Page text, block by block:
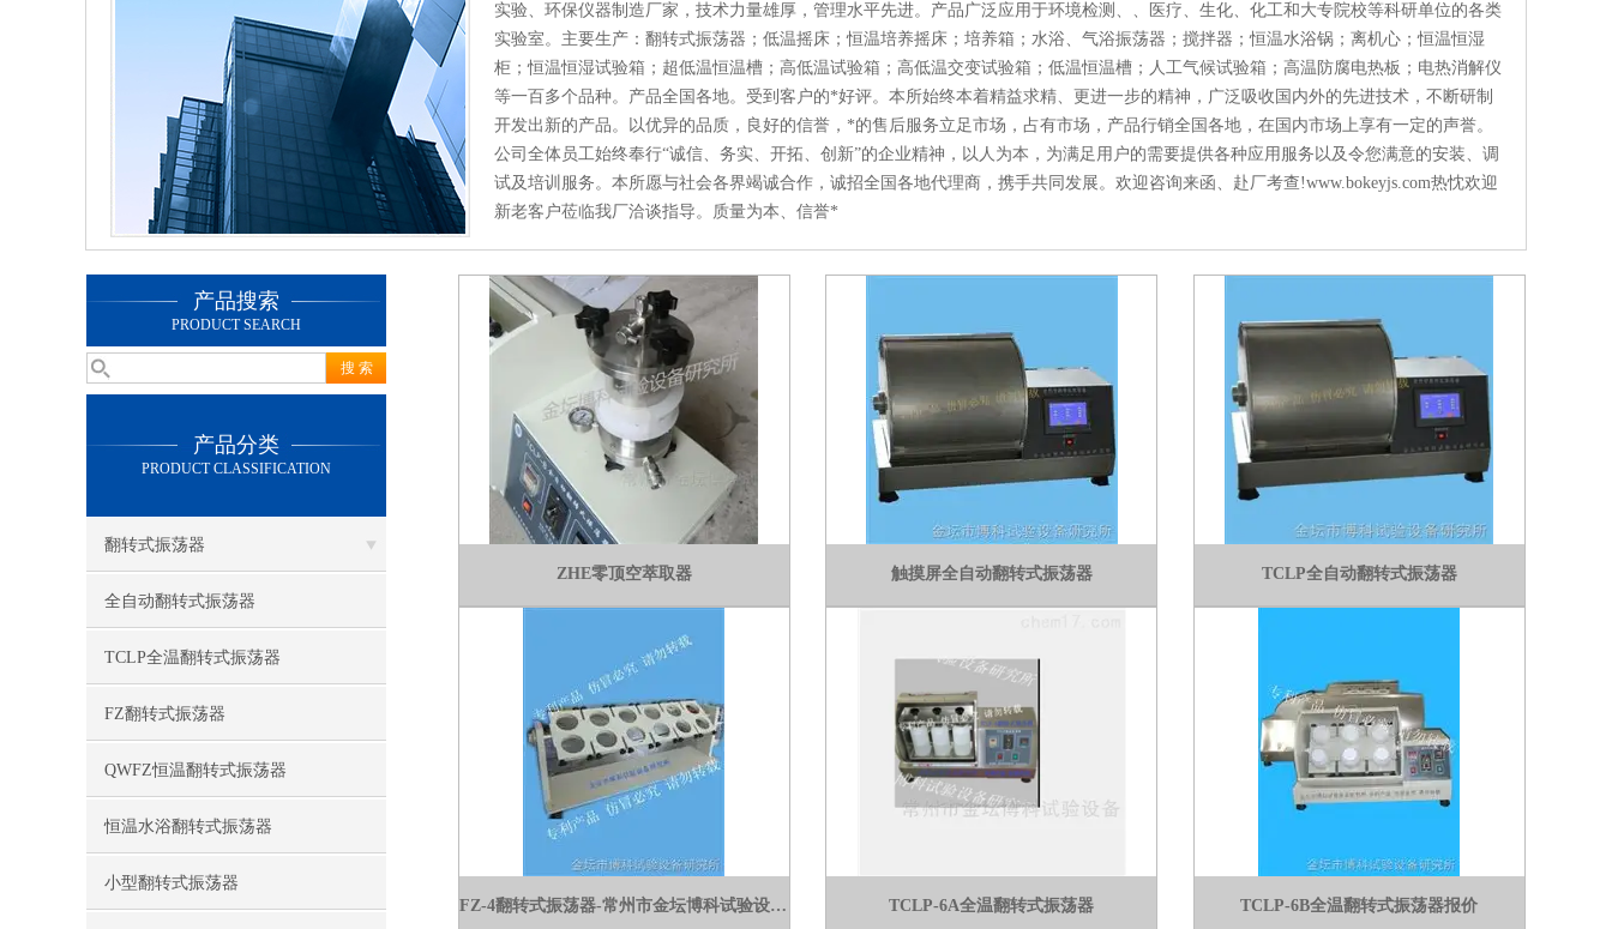
实验、环保仪器制造厂家，技术力量雄厚，管理水平先进。产品广泛应用于环境检测、、医疗、生化、化工和大专院校等科研单位的各类
实验室。主要生产：翻转式振荡器；低温摇床；恒温培养摇床；培养箱；水浴、气浴振荡器；搅拌器；恒温水浴锅；离机心；恒温恒湿
柜；恒温恒湿试验箱；超低温恒温槽；高低温试验箱；高低温交变试验箱；低温恒温槽；人工气候试验箱；高温防腐电热板；电热消解仪
等一百多个品种。产品全国各地。受到客户的*好评。本所始终本着精益求精、更进一步的精神，广泛吸收国内外的先进技术，不断研制
开发出新的产品。以优异的品质，良好的信誉，*的售后服务立足市场，占有市场，产品行销全国各地，在国内市场上享有一定的声誉。
公司全体员工始终奉行“诚信、务实、开拓、创新”的企业精神，以人为本，为满足用户的需要提供各种应用服务以及令您满意的安装、调
试及培训服务。本所愿与社会各界竭诚合作，诚招全国各地代理商，携手共同发展。欢迎咨询来函、赴厂考查!www.bokeyjs.com热忱欢迎
新老客户莅临我厂洽谈指导。质量为本、信誉*
产品搜索
PRODUCT SEARCH
产品分类
PRODUCT CLASSIFICATION
翻转式振荡器
全自动翻转式振荡器
TCLP全温翻转式振荡器
FZ翻转式振荡器
QWFZ恒温翻转式振荡器
恒温水浴翻转式振荡器
小型翻转式振荡器
ZHE零顶空萃取器 触摸屏全自动翻转式振荡器 TCLP全自动翻转式振荡器
FZ-4翻转式振荡器-常州市金坛博科试验设备研究所 TCLP-6A全温翻转式振荡器 TCLP-6B全温翻转式振荡器报价